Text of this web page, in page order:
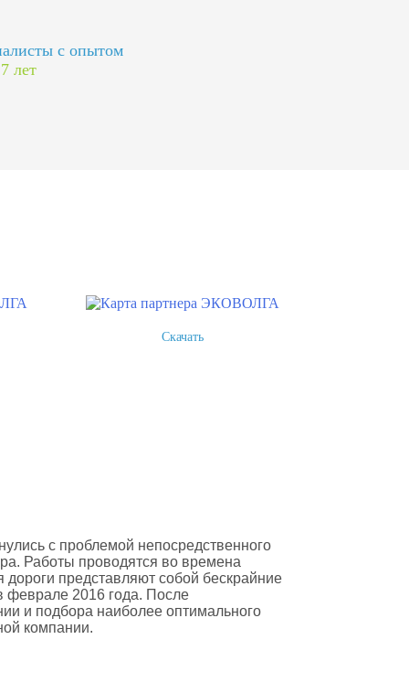
с опытом
лет
Скачать
с проблемой непосредственного
Работы проводятся во времена
дороги представляют собой бескрайние
феврале 2016 года. После
и подбора наиболее оптимального
компании.